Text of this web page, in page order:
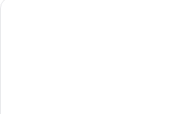
Suite
โรงแรมแรมแบรนดท์ กรุงเทพ